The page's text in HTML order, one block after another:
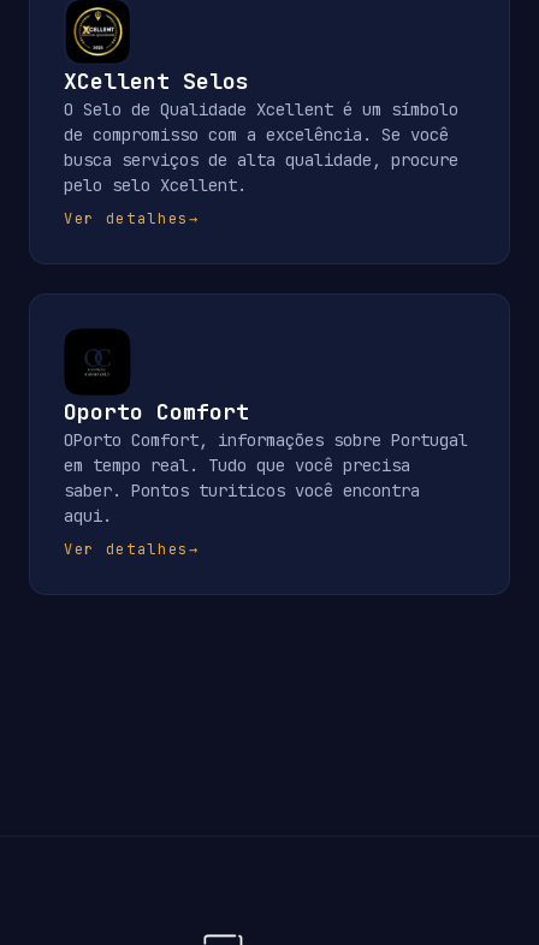
XCellent Selos
O Selo de Qualidade Xcellent é um símbolo
de compromisso com a excelência. Se você
busca serviços de alta qualidade, procure
pelo selo Xcellent.
Ver detalhes→
Oporto Comfort
OPorto Comfort, informações sobre Portugal
em tempo real. Tudo que você precisa
saber. Pontos turiticos você encontra
aqui.
Ver detalhes→